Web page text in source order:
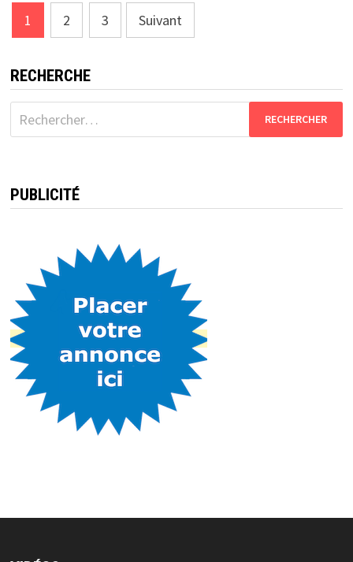
Pagination
des
publications
1 2 3 Suivant
RECHERCHE
Rechercher :
PUBLICITÉ